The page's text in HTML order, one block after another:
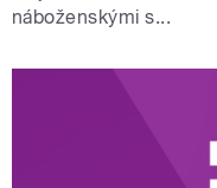
náboženskými s...